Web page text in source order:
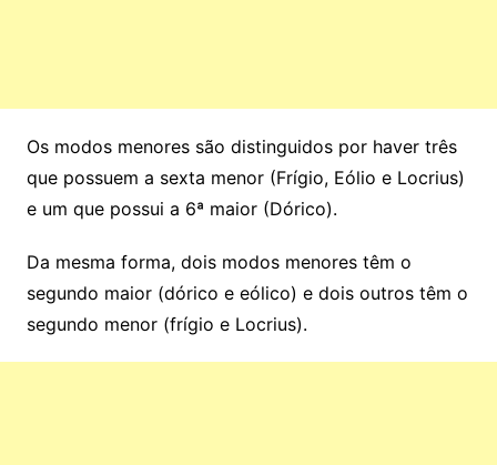
Os modos menores são distinguidos por haver três
que possuem a sexta menor (Frígio, Eólio e Locrius)
e um que possui a 6ª maior (Dórico).
Da mesma forma, dois modos menores têm o
segundo maior (dórico e eólico) e dois outros têm o
segundo menor (frígio e Locrius).